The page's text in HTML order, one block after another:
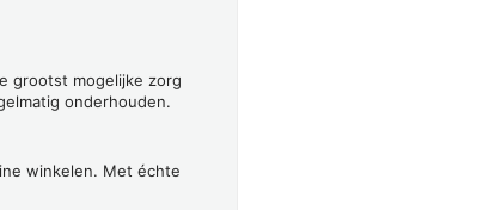
grootst mogelijke zorg
onderhouden.
winkelen. Met échte